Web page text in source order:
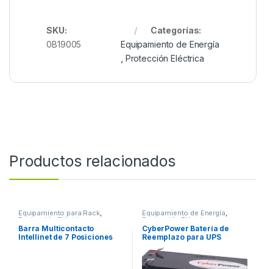
SKU:
0B19005
Categorías:
Equipamiento de Energía
, Protección Eléctrica
Productos relacionados
Equipamiento para Rack,
Protección Eléctrica
Barra Multicontacto
Intellinet de 7 Posiciones
Equipamiento de Energía,
Protección Eléctrica
CyberPower Batería de
Reemplazo para UPS
REEMPLAZO DE 12V Y 8
AMPERES